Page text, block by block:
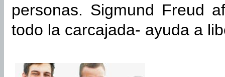
personas. Sigmund Freud
todo la carcajada- ayuda a